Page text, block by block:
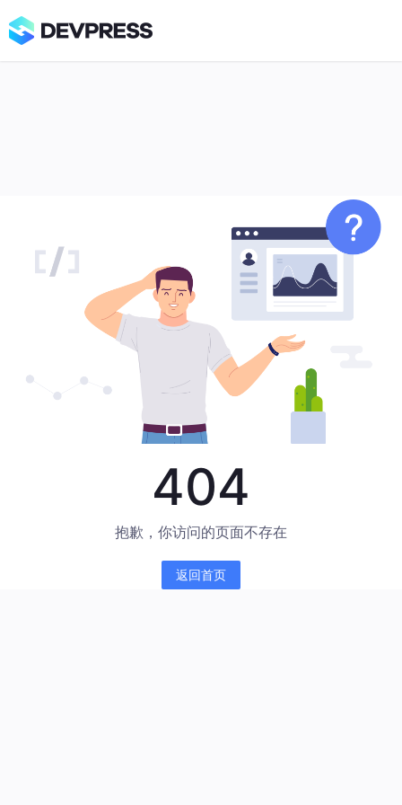
404
抱歉，你访问的页面不存在
返回首页